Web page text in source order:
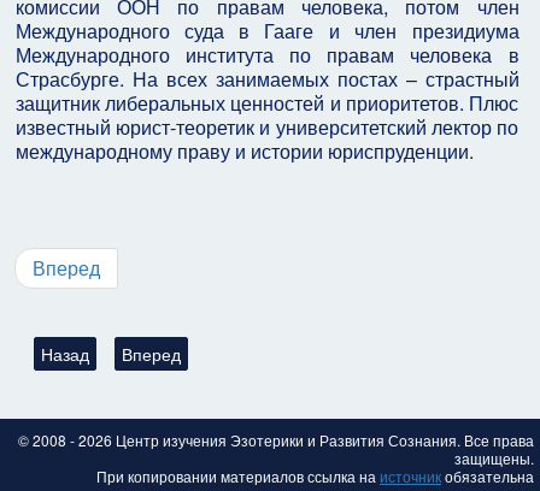
комиссии ООН по правам человека, потом член
Международного суда в Гааге и член президиума
Международного института по правам человека в
Страсбурге. На всех занимаемых постах – страстный
защитник либеральных ценностей и приоритетов. Плюс
известный юрист-теоретик и университетский лектор по
международному праву и истории юриспруденции.
Вперед
Предыдущий: Учёные впервые нашли прижизненный чертёж
Назад Следующий: Франческа Ставрокопулу -
Вперед
© 2008 - 2026 Центр изучения Эзотерики и Развития Сознания. Все права
защищены.
При копировании материалов ссылка на источникобязательна